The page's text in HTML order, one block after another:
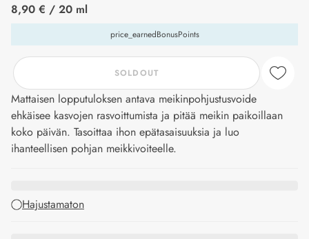
price_label
8,90 € / 20 ml
price_earnedBonusPoints
SOLDOUT
Mattaisen lopputuloksen antava meikinpohjustusvoide
ehkäisee kasvojen rasvoittumista ja pitää meikin paikoillaan
koko päivän. Tasoittaa ihon epätasaisuuksia ja luo
ihanteellisen pohjan meikkivoiteelle.
Hajustamaton